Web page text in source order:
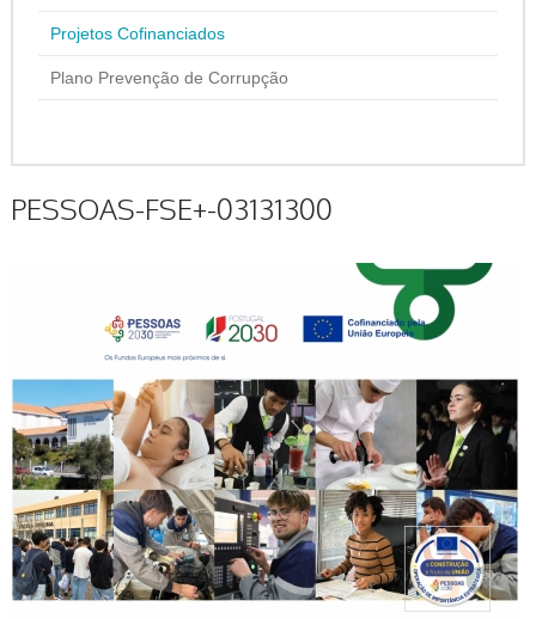
Projetos Cofinanciados
Plano Prevenção de Corrupção
PESSOAS-FSE+-03131300